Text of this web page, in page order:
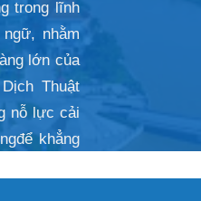
trong lĩnh
nhằm
lớn của
Thuật
nỗ lực cải
khẳng